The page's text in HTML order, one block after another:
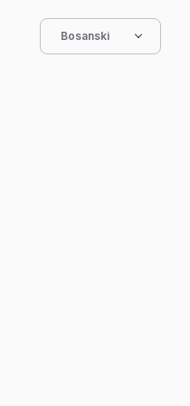
Bosanski